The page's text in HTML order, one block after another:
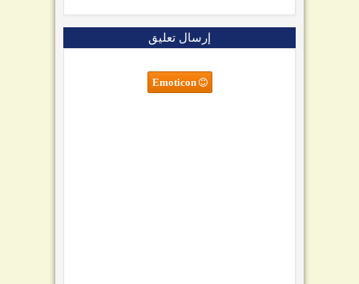
إرسال تعليق
Emoticon